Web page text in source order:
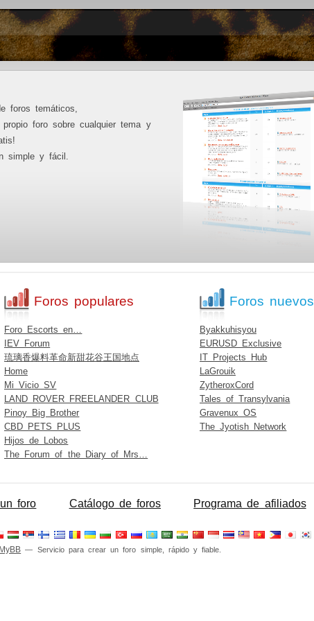
foros temáticos,
foro sobre cualquier tema y
simple y fácil.
Foros populares
Foro Escorts en…
IEV Forum
琉璃香爆料革命新甜花谷王国地点
Home
Mi Vicio SV
LAND ROVER FREELANDER CLUB
Pinoy Big Brother
CBD PETS PLUS
Hijos de Lobos
The Forum of the Diary of Mrs…
Foros nuevos
Byakkuhisyou
EURUSD Exclusive
IT Projects Hub
LaGrouik
ZytheroxCord
Tales of Transylvania
Gravenux OS
The Jyotish Network
foro Catálogo de foros Programa de afiliados
MyBB — Servicio para crear un foro simple, rápido y fiable.